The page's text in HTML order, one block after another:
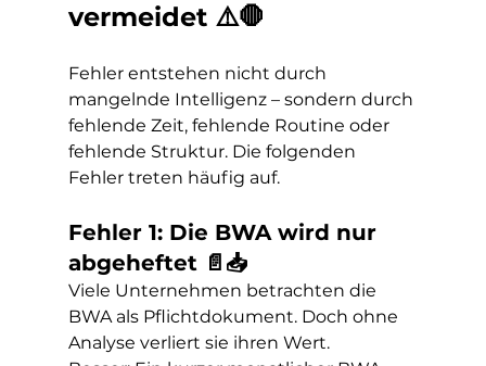
vermeidet ⚠️🛑
Fehler entstehen nicht durch
mangelnde Intelligenz – sondern durch
fehlende Zeit, fehlende Routine oder
fehlende Struktur. Die folgenden
Fehler treten häufig auf.
Fehler 1: Die BWA wird nur
abgeheftet 📄📥
Viele Unternehmen betrachten die
BWA als Pflichtdokument. Doch ohne
Analyse verliert sie ihren Wert.